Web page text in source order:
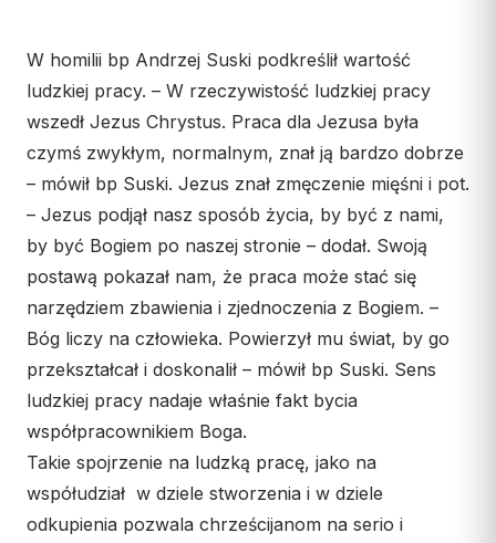
Kuria Diecezjalna
Wydziały
Wydawnictwo
Konta bankowe
Biuro
Współpraca
„GŁOS Z TORUNIA"
Archiwum
Współpraca
Świeckich
Skauci Króla
Bractwo św. Józefa
W homilii bp Andrzej Suski podkreślił wartość
ludzkiej pracy. – W rzeczywistość ludzkiej pracy
wszedł Jezus Chrystus. Praca dla Jezusa była
czymś zwykłym, normalnym, znał ją bardzo dobrze
– mówił bp Suski. Jezus znał zmęczenie mięśni i pot.
– Jezus podjął nasz sposób życia, by być z nami,
by być Bogiem po naszej stronie – dodał. Swoją
postawą pokazał nam, że praca może stać się
narzędziem zbawienia i zjednoczenia z Bogiem. –
Bóg liczy na człowieka. Powierzył mu świat, by go
przekształcał i doskonalił – mówił bp Suski. Sens
ludzkiej pracy nadaje właśnie fakt bycia
współpracownikiem Boga.
Takie spojrzenie na ludzką pracę, jako na
współudział w dziele stworzenia i w dziele
odkupienia pozwala chrześcijanom na serio i